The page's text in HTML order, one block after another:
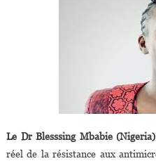
Le Dr Blesssing Mbabie (Nigeria)
réel de la résistance aux